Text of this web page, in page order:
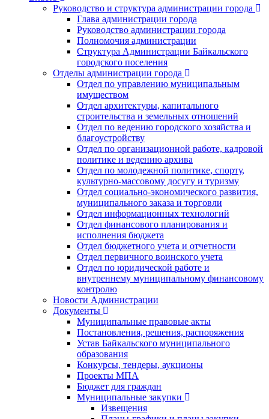
Руководство и структура администрации города
Глава администрации города
Руководство администрации города
Полномочия администрации
Структура Администрации Байкальского
городского поселения
Отделы администрации города
Отдел по управлению муниципальным
имуществом
Отдел архитектуры, капитального
строительства и земельных отношений
Отдел по ведению городского хозяйства и
благоустройству
Отдел по организационной работе, кадровой
политике и ведению архива
Отдел по молодежной политике, спорту,
культурно-массовому досугу и туризму
Отдел социально-экономического развития,
муниципального заказа и торговли
Отдел информационных технологий
Отдел финансового планирования и
исполнения бюджета
Отдел бюджетного учета и отчетности
Отдел первичного воинского учета
Отдел по юридической работе и
внутреннему муниципальному финансовому
контролю
Новости Администрации
Документы
Муниципальные правовые акты
Постановления, решения, распоряжения
Устав Байкальского муниципального
образования
Конкурсы, тендеры, аукционы
Проекты МПА
Бюджет для граждан
Муниципальные закупки
Извещения